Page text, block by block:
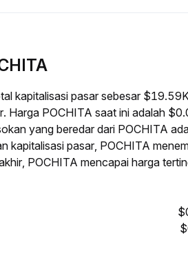
kapitalisasi pasar sebesar
Harga POCHITA saat ini adalah
yang beredar dari POCHITA
kapitalisasi pasar, POCHITA
POCHITA mencapai harga